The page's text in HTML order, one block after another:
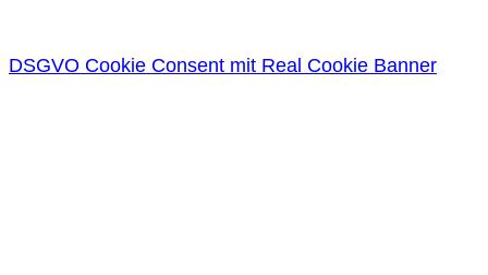
DSGVO Cookie Consent mit Real Cookie Banner